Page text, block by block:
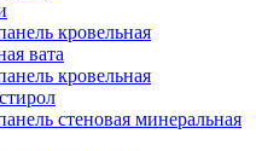
кровельная
вата
кровельная
стеновая минеральная